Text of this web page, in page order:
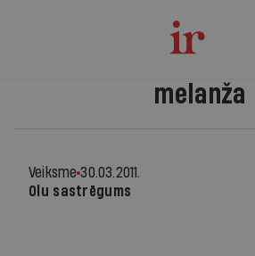
melanža
Veiksme 30.03.2011.
Olu sastrēgums